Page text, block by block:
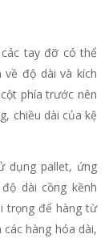
tay đỡ có thể
độ dài và kích
phía trước nên
chiều dài của kệ
dụng pallet, ứng
dài cồng kềnh
trọng để hàng từ
hàng hóa dài,